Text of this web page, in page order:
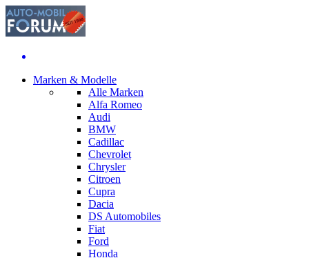
Marken & Modelle
Alle Marken
Alfa Romeo
Audi
BMW
Cadillac
Chevrolet
Chrysler
Citroen
Cupra
Dacia
DS Automobiles
Fiat
Ford
Honda